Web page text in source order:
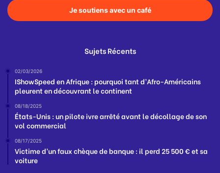
Je soutiens avec un café
Sujets Récents
02/03/2026
IShowSpeed en Afrique : pourquoi tant d’Afro-Américains
pleurent en découvrant le continent
08/18/2025
États-Unis : un pilote ivre arrêté avant le décollage de son
vol commercial
08/17/2025
Victime d’un faux chèque de banque : il perd 25 500 € et sa
voiture